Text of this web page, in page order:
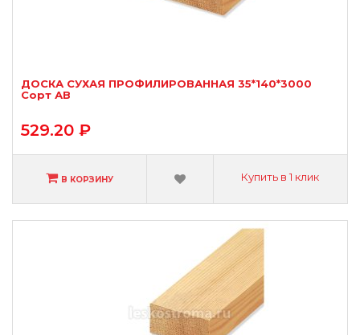
ДОСКА СУХАЯ ПРОФИЛИРОВАННАЯ 35*140*3000
Сорт АВ
529.20 ₽
В КОРЗИНУ Купить в 1 клик